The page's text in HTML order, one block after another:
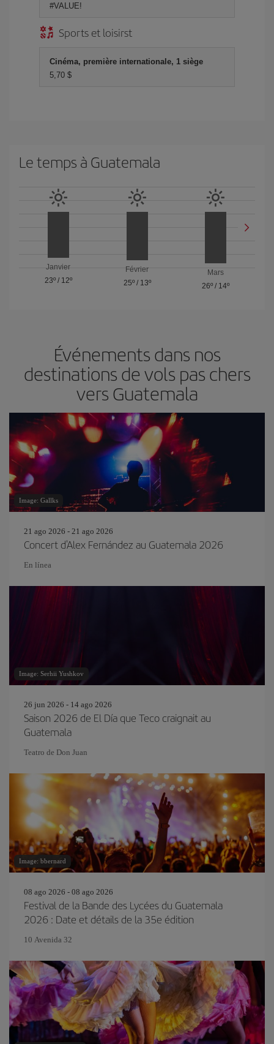
#VALUE!
Sports et loisirst
Cinéma, première internationale, 1 siège
5,70 $
Le temps à Guatemala
Janvier
23º/ 12º
Février
25º/ 13º
Mars
26º / 14º
Événements dans nos
destinations de vols pas chers
vers Guatemala
Image: Gallks
21 ago 2026 - 21 ago 2026
Concert d'Alex Fernández au Guatemala 2026
En línea
Image: Serhii Yushkov
26 jun 2026 - 14 ago 2026
Saison 2026 de El Día que Teco craignait au
Guatemala
Teatro de Don Juan
Image: bbernard
08 ago 2026 - 08 ago 2026
Festival de la Bande des Lycées du Guatemala
2026 : Date et détails de la 35e édition
10 Avenida 32